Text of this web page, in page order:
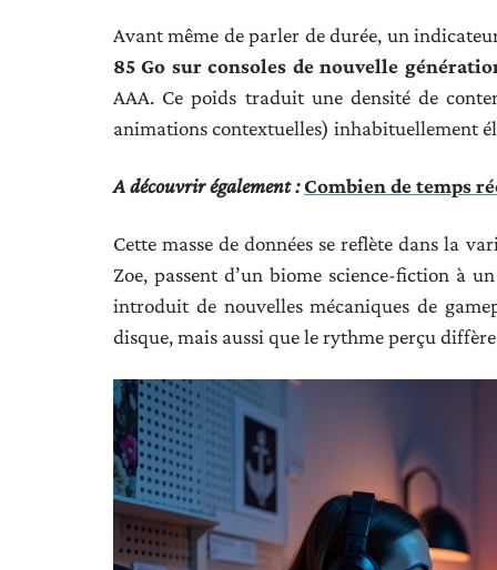
Avant même de parler de durée, un
85 Go sur consoles de nouvelle
AAA. Ce poids traduit une densité de
animations contextuelles) inhabituellement
A découvrir également :Combien de temps
Cette masse de données se reflète dans la
Zoe, passent d’un biome science-fiction à
introduit de nouvelles mécaniques de
disque, mais aussi que le rythme perçu